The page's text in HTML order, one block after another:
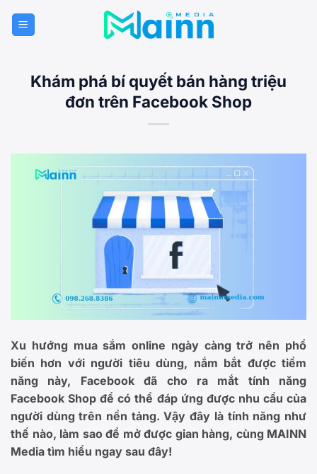
qua
Khám phá bí quyết bán hàng triệu
đơn trên Facebook Shop
Xu hướng mua sắm online ngày càng trở nên phổ
biến hơn với người tiêu dùng, nắm bắt được tiềm
năng này, Facebook đã cho ra mắt tính năng
Facebook Shop để có thể đáp ứng được nhu cầu của
người dùng trên nền tảng. Vậy đây là tính năng như
thế nào, làm sao để mở được gian hàng, cùng MAINN
Media tìm hiểu ngay sau đây!